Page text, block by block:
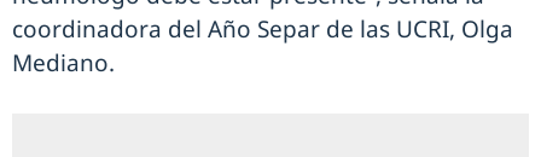
coordinadora del Año Separ de las UCRI, Olga
Mediano.